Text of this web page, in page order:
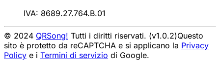
IVA: 8689.27.764.B.01
© 2024 QRSong! Tutti i diritti riservati. (v1.0.2)Questo
sito è protetto da reCAPTCHA e si applicano la Privacy
Policy e i Termini di servizio di Google.